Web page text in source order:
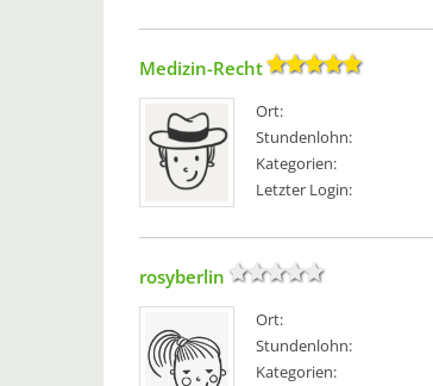
Medizin-Recht
Ort:
Stundenlohn:
Kategorien:
Letzter Login:
rosyberlin
Ort:
Stundenlohn:
Kategorien: